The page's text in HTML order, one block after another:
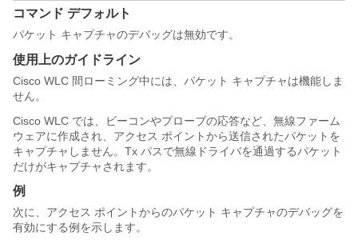
コマンド デフォルト
パケット キャプチャのデバッグは無効です。
使用上のガイドライン
Cisco WLC 間ローミング中には、パケット キャプチャは機能しま
せん。
Cisco WLC では、ビーコンやプローブの応答など、無線ファーム
ウェアに作成され、アクセス ポイントから送信されたパケットを
キャプチャしません。Tx パスで無線ドライバを通過するパケット
だけがキャプチャされます。
例
次に、アクセス ポイントからのパケット キャプチャのデバッグを
有効にする例を示します。